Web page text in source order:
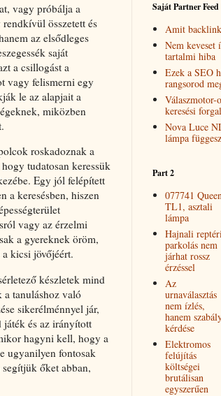
vagy próbálja a
összetett és
az elsődleges
saját
a csillogást a
vagy felismerni egy
le az alapjait a
miközben
roskadoznak a
tudatosan keressük
Egy jól felépített
a keresésben, hiszen
vagy az érzelmi
a gyereknek öröm,
kicsi jövőjéért.
készletek mind
a tanuláshoz való
sikerélménnyel jár,
játék és az irányított
hagyni kell, hogy a
ugyanilyen fontosak
őket abban,
Saját Partner Feed
Amit
Nem keveset
tartalmi hiba
Ezek a SEO
rangsorod
Válaszmotor-
keresési
Nova Luce
lámpa
Part 2
077741 Queen
TL1, asztali
lámpa
Hajnali reptéri
parkolás nem
járhat rossz
érzéssel
Az
urnaválasztás
nem ízlés,
hanem
kérdése
Elektromos
felújítás
költségei
brutálisan
egyszerűen